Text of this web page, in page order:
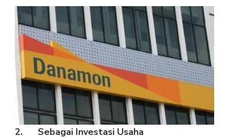
2. Sebagai Investasi Usaha